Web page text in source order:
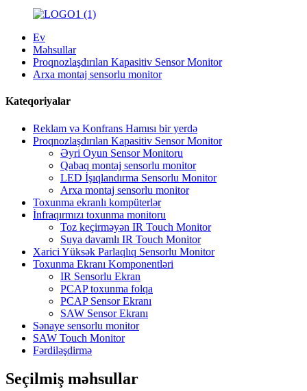
Ev
Məhsullar
Proqnozlaşdırılan Kapasitiv Sensor Monitor
Arxa montaj sensorlu monitor
Kateqoriyalar
Reklam və Konfrans Hamısı bir yerdə
Proqnozlaşdırılan Kapasitiv Sensor Monitor
Əyri Oyun Sensor Monitoru
Qabaq montaj sensorlu monitor
LED İşıqlandırma Sensorlu Monitor
Arxa montaj sensorlu monitor
Toxunma ekranlı kompüterlər
İnfraqırmızı toxunma monitoru
Toz keçirməyən IR Touch Monitor
Suya davamlı IR Touch Monitor
Xarici Yüksək Parlaqlıq Sensorlu Monitor
Toxunma Ekranı Komponentləri
IR Sensorlu Ekran
PCAP toxunma folqa
PCAP Sensor Ekranı
SAW Sensor Ekranı
Sənaye sensorlu monitor
SAW Touch Monitor
Fərdiləşdirmə
Seçilmiş məhsullar